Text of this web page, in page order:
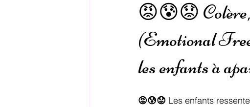
😡😰😟 Colère,
(Emotional
les enfants à
😡😰😟 Les enfants